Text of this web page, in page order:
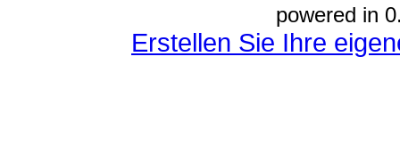
powered in
Erstellen Sie Ihre